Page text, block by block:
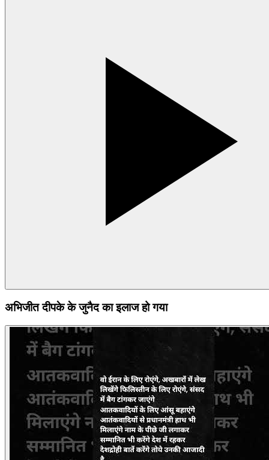
अभिजीत दीपके के जुनैद का इलाज हो गया